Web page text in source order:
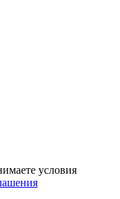
условия